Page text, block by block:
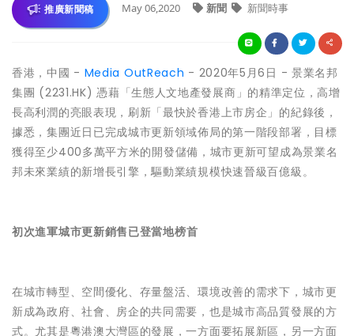
推廣新聞稿 May 06,2020 新聞 新聞時事
香港，中國 - Media OutReach - 2020年5月6日 - 景業名邦
集團 (2231.HK)憑藉「生態人文地產發展商」的精準定位，高增
長高利潤的亮眼表現，刷新「最快於香港上市房企」的紀錄後，
據悉，集團近日已完成城市更新領域佈局的第一階段部署，目標
獲得至少400多萬平方米的開發儲備，城市更新可望成為景業名
邦未來業績的新增長引擎，驅動業績規模快速晉級百億級。
初次進軍城市更新銷售已登當地榜首
在城市轉型、空間優化、存量盤活、環境改善的需求下，城市更
新成為政府、社會、房企的共同需要，也是城市高品質發展的方
式。尤其是粵港澳大灣區的發展，一方面要拓展新區，另一方面